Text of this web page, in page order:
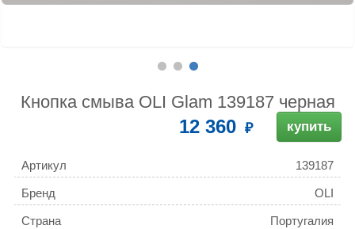
Кнопка смыва OLI Glam 139187 черная
12 360 купить
Артикул 139187
Бренд OLI
Страна Португалия